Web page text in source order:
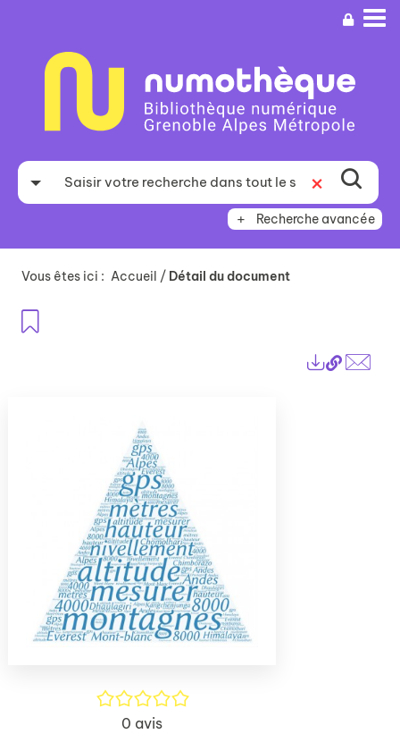
recherche
Recherche avancée
Vous êtes ici : Accueil / Détail du document
Lien
/5
0 avis